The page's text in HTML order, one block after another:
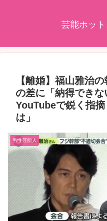
芸能ホッ
【離婚】福山雅治
の差に「納得でき
YouTubeで鋭く指
は」
男性芸能人